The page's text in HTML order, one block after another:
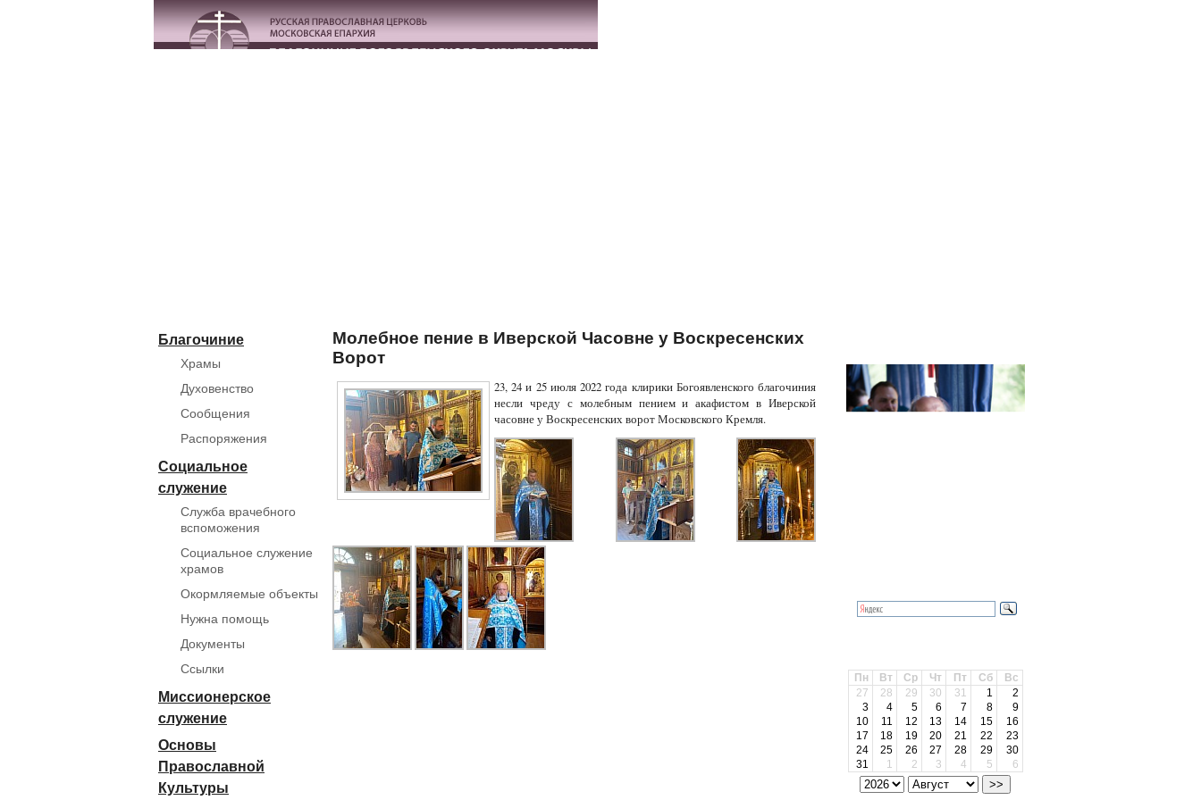
Благочиние
Храмы
Духовенство
Сообщения
Распоряжения
Социальное
служение
Служба врачебного
вспоможения
Социальное служение
храмов
Окормляемые объекты
Нужна помощь
Документы
Ссылки
Миссионерское
служение
Основы
Православной
Культуры
Молебное пение в Иверской Часовне у Воскресенских
Ворот
23, 24 и 25 июля 2022 года клирики Богоявленского благочиния
несли чреду с молебным пением и акафистом в Иверской
часовне у Воскресенских ворот Московского Кремля.
Пн Вт Ср Чт Пт Сб
Вс
27
28 29 30 31 1
2
3
4 5 6 7 8
9
10
11 12 13 14 15
16
17
18 19 20 21 22
23
24
25 26 27 28 29
30
31
1 2 3 4 5 6